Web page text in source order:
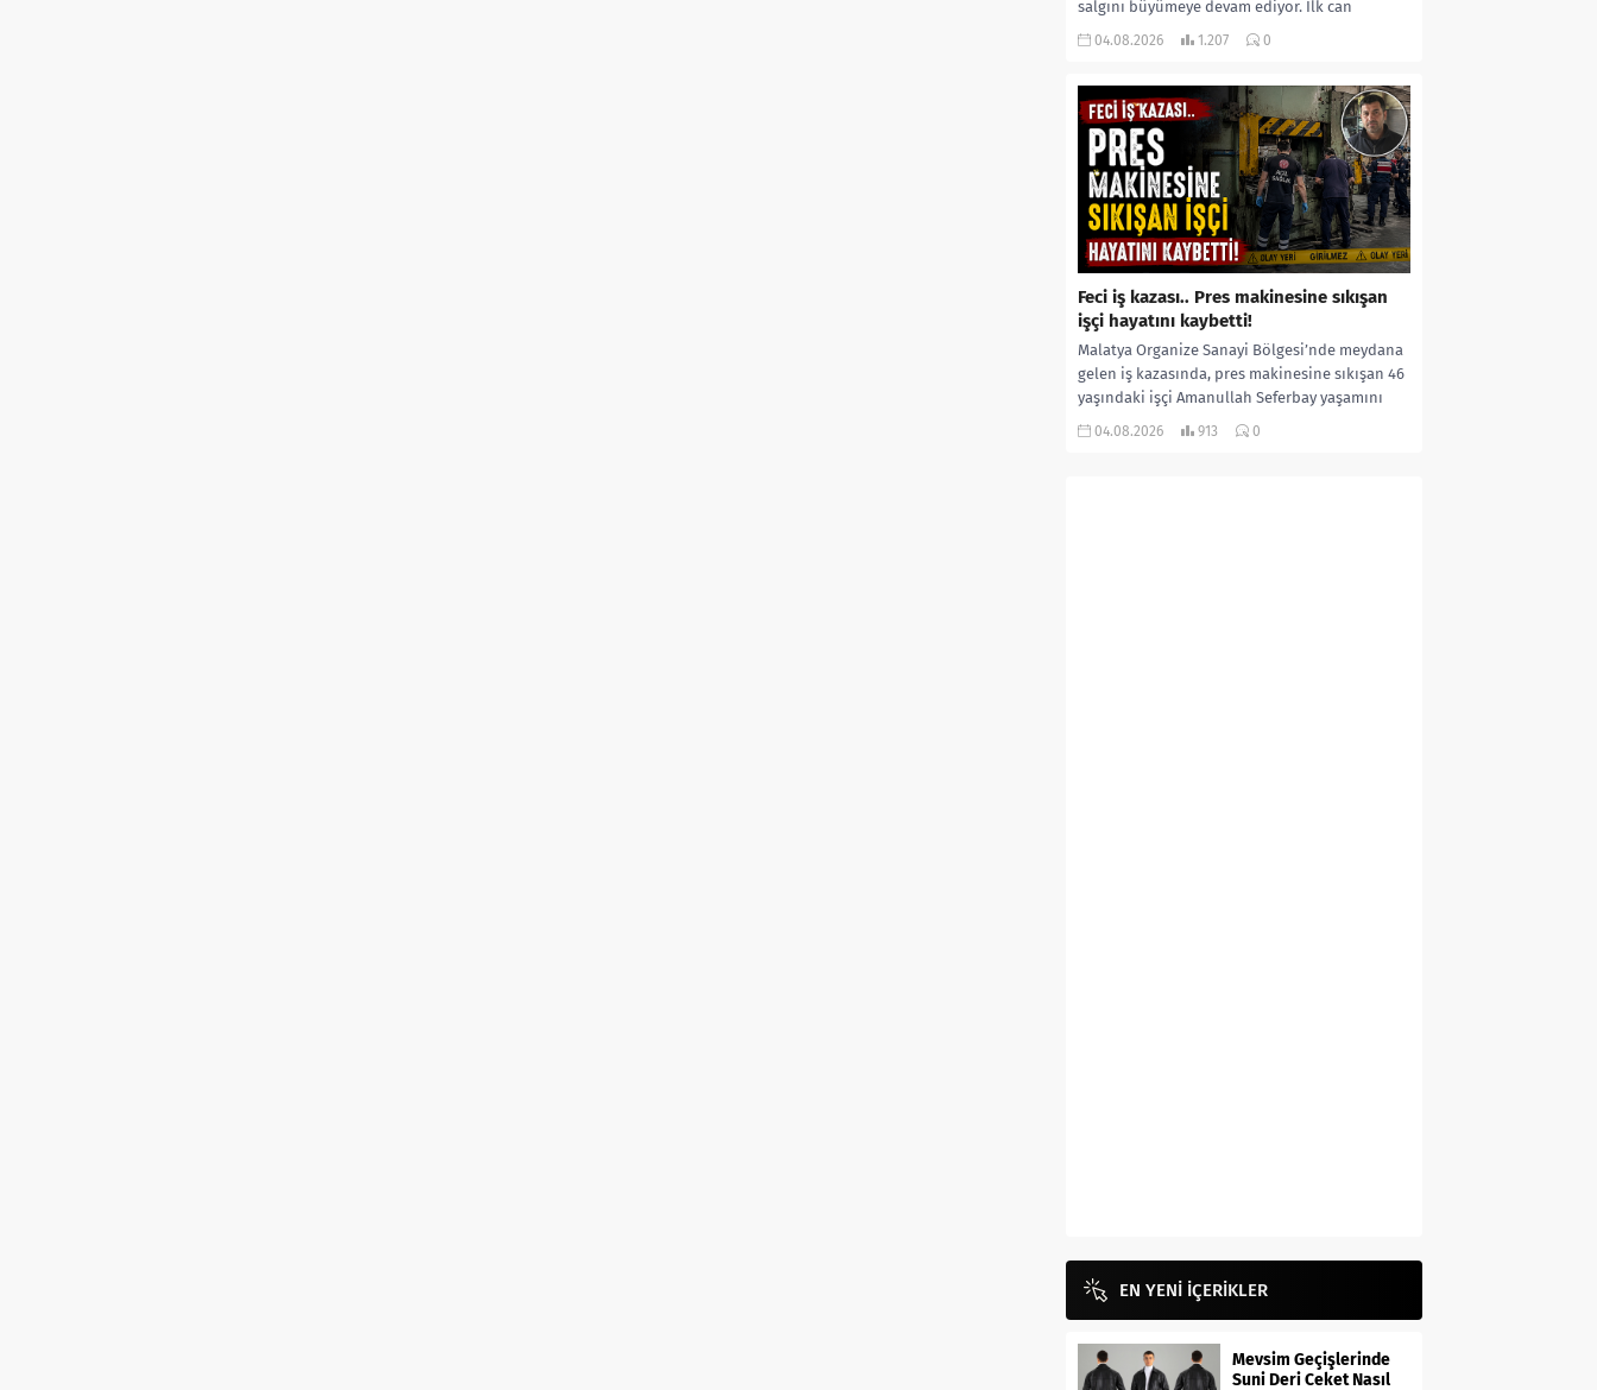
salgını büyümeye devam ediyor. İlk can
kayıplarının yaşandığı salgında vaka sayısının
04.08.2026 1.207 0
Feci iş kazası.. Pres makinesine sıkışan
işçi hayatını kaybetti!
Malatya Organize Sanayi Bölgesi’nde meydana
gelen iş kazasında, pres makinesine sıkışan 46
yaşındaki işçi Amanullah Seferbay yaşamını
yitirdi. Olayla ilgili...
04.08.2026 913 0
EN YENİ İÇERİKLER
Mevsim Geçişlerinde
Suni Deri Ceket Nasıl